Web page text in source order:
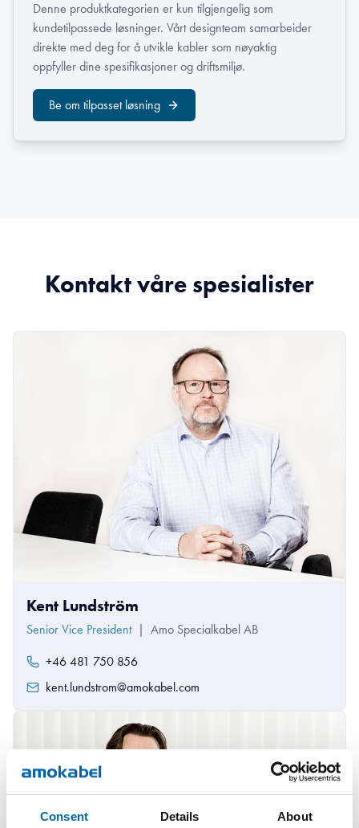
Consent Details About
Denne produktkategorien er kun tilgjengelig som
kundetilpassede løsninger. Vårt designteam samarbeider
direkte med deg for å utvikle kabler som nøyaktig
oppfyller dine spesifikasjoner og driftsmiljø.
Be om tilpasset løsning
Kontakt våre spesialister
Kent Lundström
Senior Vice President | Amo Specialkabel AB
+46 481 750 856
kent.lundstrom@amokabel.com